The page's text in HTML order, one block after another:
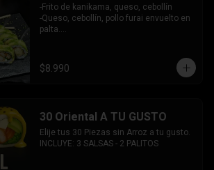
-Frito de kanikama, queso, cebollín
-Queso, cebollín, pollo furai envuelto en
palta.
$8.990
30 Oriental A TU GUSTO
Elije tus 30 Piezas sin Arroz a tu gusto.
INCLUYE: 3 SALSAS - 2 PALITOS